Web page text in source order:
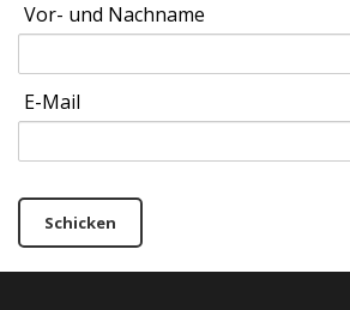
Vor- und Nachname
E-Mail
Schicken